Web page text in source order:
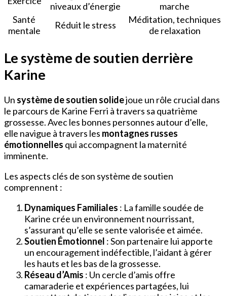
niveaux d’énergie
marche
Santé
mentale
Réduit le stress
Méditation, techniques
de relaxation
Le système de soutien derrière
Karine
Un système de soutien solidejoue un rôle crucial dans
le parcours de Karine Ferri à travers sa quatrième
grossesse. Avec les bonnes personnes autour d’elle,
elle navigue à travers les montagnes russes
émotionnelles qui accompagnent la maternité
imminente.
Les aspects clés de son système de soutien
comprennent :
Dynamiques Familiales : La famille soudée de
Karine crée un environnement nourrissant,
s’assurant qu’elle se sente valorisée et aimée.
Soutien Émotionnel : Son partenaire lui apporte
un encouragement indéfectible, l’aidant à gérer
les hauts et les bas de la grossesse.
Réseau d’Amis : Un cercle d’amis offre
camaraderie et expériences partagées, lui